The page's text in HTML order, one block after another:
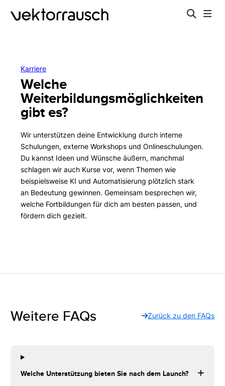
Karriere
Welche
Weiterbildungsmöglichkeiten
gibt es?
Wir unterstützen deine Entwicklung durch interne
Schulungen, externe Workshops und Onlineschulungen.
Du kannst Ideen und Wünsche äußern, manchmal
schlagen wir auch Kurse vor, wenn Themen wie
beispielsweise KI und Automatisierung plötzlich stark
an Bedeutung gewinnen. Gemeinsam besprechen wir,
welche Fortbildungen für dich am besten passen, und
fördern dich gezielt.
Weitere FAQs Zurück zu den FAQs
Welche Unterstützung bieten Sie nach dem Launch?